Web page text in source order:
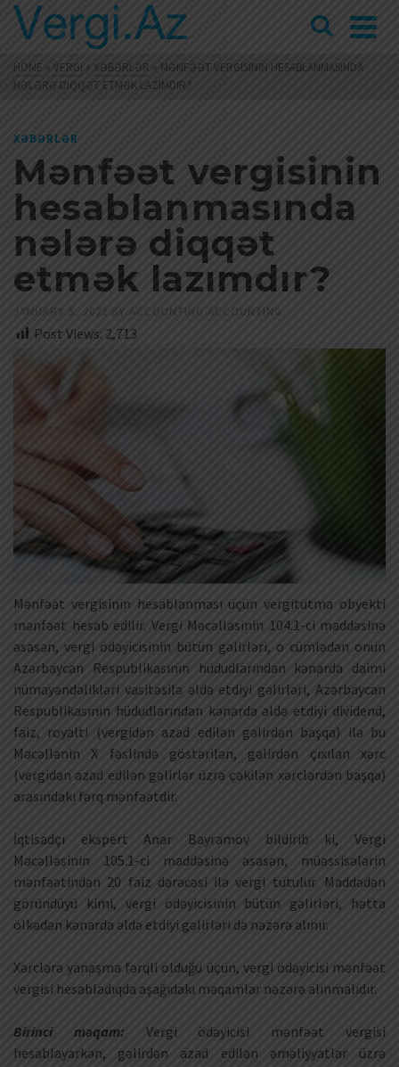
HOME » VERGI » XƏBƏRLƏR » MƏNFƏƏT VERGISININ HESABLANMASINDA
NƏLƏRƏ DIQQƏT ETMƏK LAZIMDIR?
XƏBƏRLƏR
Mənfəət vergisinin
hesablanmasında
nələrə diqqət
etmək lazımdır?
JANUARY 5, 2022 BY ACCOUNTING ACCOUNTING
Post Views: 2,713
Mənfəət vergisinin hesablanması üçün vergitutma obyekti
mənfəət hesab edilir. Vergi Məcəlləsinin 104.1-ci maddəsinə
əsasən, vergi ödəyicisinin bütün gəlirləri, o cümlədən onun
Azərbaycan Respublikasının hüdudlarından kənarda daimi
nümayəndəlikləri vasitəsilə əldə etdiyi gəlirləri, Azərbaycan
Respublikasının hüdudlarından kənarda əldə etdiyi dividend,
faiz, royalti (vergidən azad edilən gəlirdən başqa) ilə bu
Məcəllənin X fəslində göstərilən, gəlirdən çıxılan xərc
(vergidən azad edilən gəlirlər üzrə çəkilən xərclərdən başqa)
arasındakı fərq mənfəətdir.
İqtisadçı ekspert Anar Bayramov bildirib ki, Vergi
Məcəlləsinin 105.1-ci maddəsinə əsasən, müəssisələrin
mənfəətindən 20 faiz dərəcəsi ilə vergi tutulur. Maddədən
göründüyü kimi, vergi ödəyicisinin bütün gəlirləri, hətta
ölkədən kənarda əldə etdiyi gəlirləri də nəzərə alınır.
Xərclərə yanaşma fərqli olduğu üçün, vergi ödəyicisi mənfəət
vergisi hesabladıqda aşağıdakı məqamlar nəzərə alınmalıdır.
Birinci məqam: Vergi ödəyicisi mənfəət vergisi
hesablayarkən, gəlirdən azad edilən əməliyyatlar üzrə